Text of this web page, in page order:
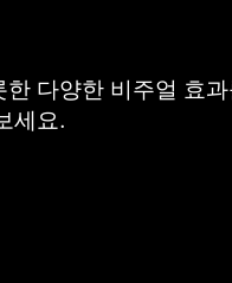
다양한 비주얼 효
세요.